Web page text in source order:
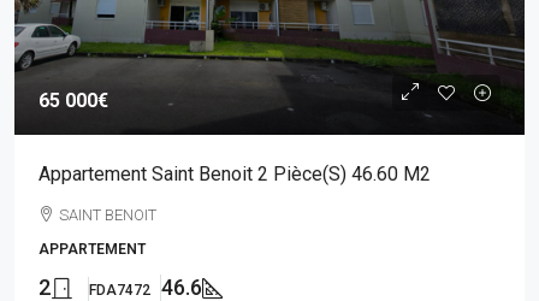
65 000€
Appartement Saint Benoit 2 Pièce(s) 46.60 M2
SAINT BENOIT
APPARTEMENT
2
FDA7472
46.6